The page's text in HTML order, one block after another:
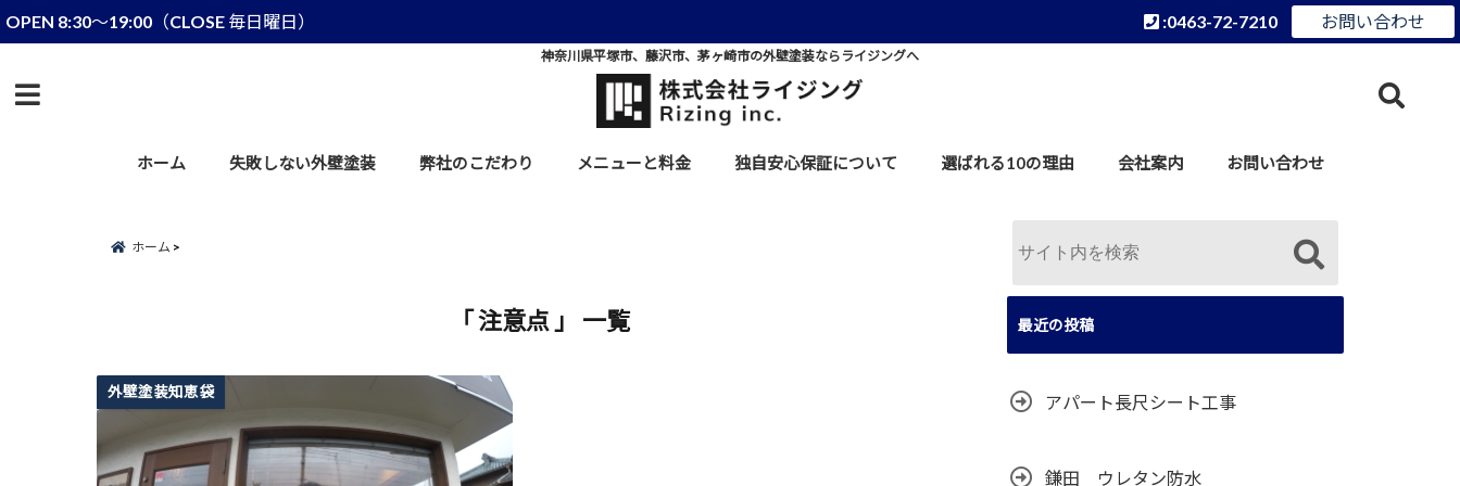
OPEN 8:30～19:00（CLOSE 毎日曜日） お問い合わせ
:0463-72-7210
神奈川県平塚市、藤沢市、茅ヶ崎市の外壁塗装ならライジングへ
ホーム 失敗しない外壁塗装 弊社のこだわり メニューと料金 独自安心保証について 選ばれる10の理由 会社案内 お問い合わせ
ホーム
「 注意点 」 一覧
外壁塗装知恵袋
最近の投稿
アパート長尺シート工事
鎌田 ウレタン防水